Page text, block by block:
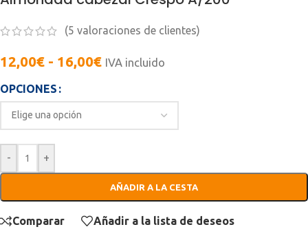
(5 valoraciones de clientes)
12,00€ - 16,00€ IVA incluido
OPCIONES
- +
AÑADIR A LA CESTA
Comparar Añadir a la lista de deseos